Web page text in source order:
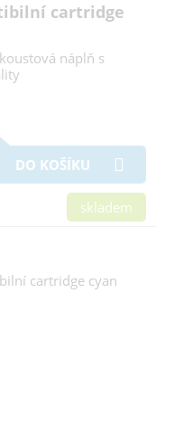
cartridge
náplň s
DO KOŠÍKU
skladem